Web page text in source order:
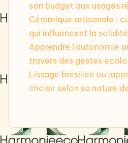
son budget aux usages
Céramique artisanale :
qui influencent la solidité
Apprendre l’autonomie
travers des gestes
Lissage brésilien ou
choisir selon sa nature